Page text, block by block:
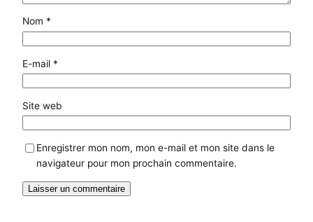
Nom *
E-mail *
Site web
Enregistrer mon nom, mon e-mail et mon site dans le
navigateur pour mon prochain commentaire.